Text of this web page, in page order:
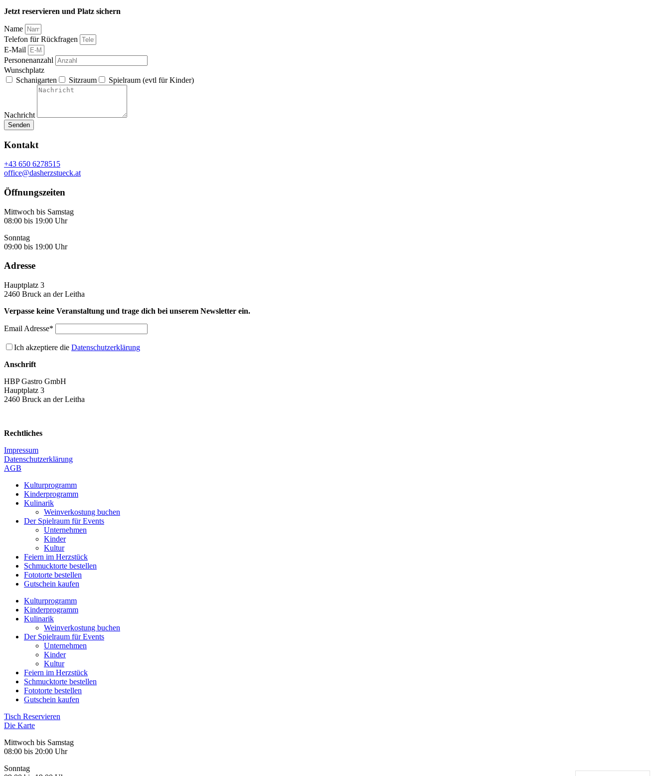
Jetzt reservieren und Platz sichern
Name
Telefon für Rückfragen
E-Mail
Personenanzahl
Wunschplatz
Schanigarten
Sitzraum Spielraum (evtl für Kinder)
Nachricht
Senden
Kontakt
+43 650 6278515
office@dasherzstueck.at
Öffnungszeiten
Mittwoch bis Samstag
08:00 bis 19:00 Uhr
Sonntag
09:00 bis 19:00 Uhr
Adresse
Hauptplatz 3
2460 Bruck an der Leitha
Verpasse keine Veranstaltung und trage dich bei unserem Newsletter ein.
Email Adresse*
Ich akzeptiere die Datenschutzerklärung
Anschrift
HBP Gastro GmbH
Hauptplatz 3
2460 Bruck an der Leitha
Rechtliches
Impressum
Datenschutzerklärung
AGB
Kulturprogramm
Kinderprogramm
Kulinarik
Weinverkostung buchen
Der Spielraum für Events
Unternehmen
Kinder
Kultur
Feiern im Herzstück
Schmucktorte bestellen
Fototorte bestellen
Gutschein kaufen
Kulturprogramm
Kinderprogramm
Kulinarik
Weinverkostung buchen
Der Spielraum für Events
Unternehmen
Kinder
Kultur
Feiern im Herzstück
Schmucktorte bestellen
Fototorte bestellen
Gutschein kaufen
Tisch Reservieren
Die Karte
Mittwoch bis Samstag
08:00 bis 20:00 Uhr
Sonntag